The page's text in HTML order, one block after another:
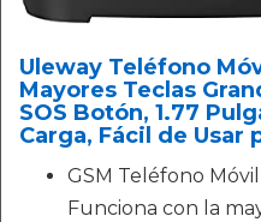
Uleway Teléfono
Mayores Teclas
SOS Botón, 1.77
Carga, Fácil de Usar
GSM Teléfono
Funciona con la